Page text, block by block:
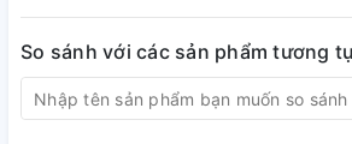
So sánh với các sản phẩm tương